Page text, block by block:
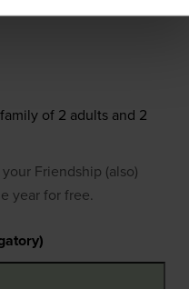
of 2 adults and 2
Friendship (also)
year for free.